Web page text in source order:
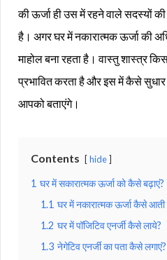
की ऊर्जा ही उस में रहने वाले सदस्यों
है। अगर घर में नकारात्मक ऊर्जा की
माहोल बना रहता है। वास्तु शास्त्र
प्रभावित करता है और इस में कैसे
आपको बताएंगे।
Contents hide
1 घर में सकारात्मक ऊर्जा को कैसे बढ़ाएं?
1.1 घर में नकारात्मक ऊर्जा कैसे आती
1.2 घर में पॉजिटिव एनर्जी कैसे लाये?
1.3 नेगेटिव एनर्जी का पता कैसे लगाएं?